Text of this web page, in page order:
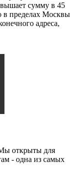
сумму в 45
в пределах Москвы
адреса,
открыты для
- одна из самых